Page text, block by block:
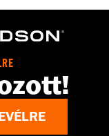
Lids only